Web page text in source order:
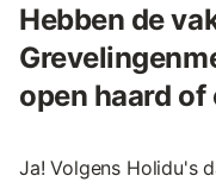
Hebben de
open haard of
Ja! Volgens Holidu's